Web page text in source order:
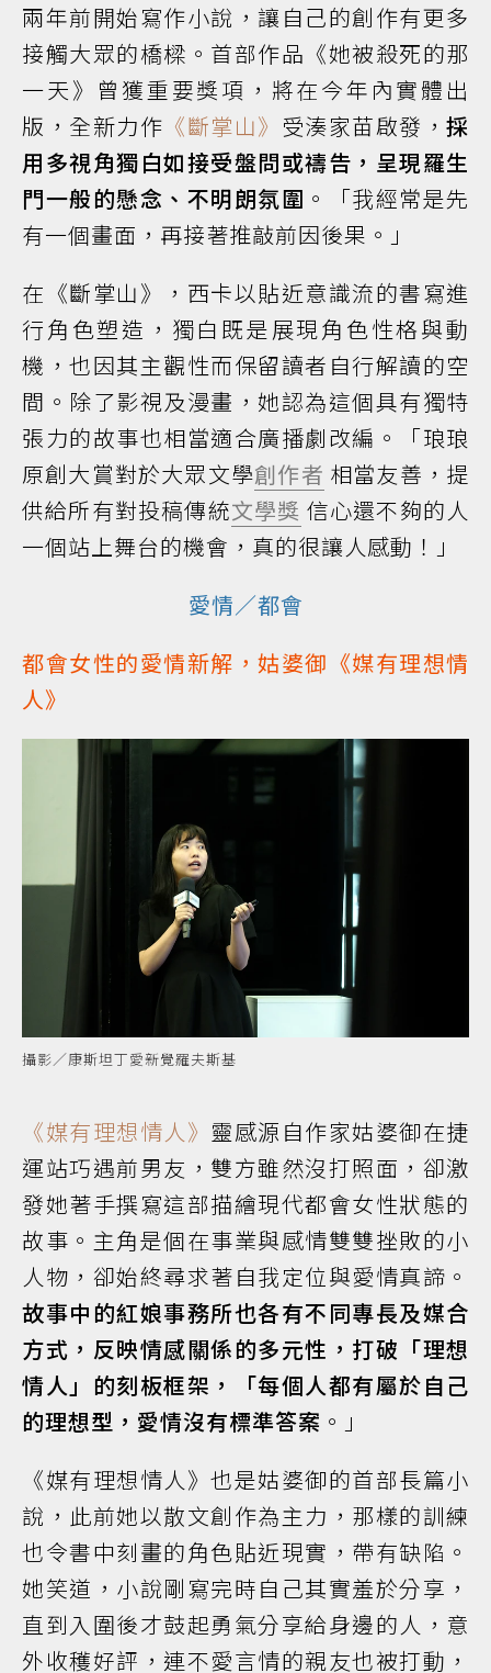
兩年前開始寫作小說，讓自己的創作有更多
接觸大眾的橋樑。首部作品《她被殺死的那
一天》曾獲重要獎項，將在今年內實體出
版，全新力作 《斷掌山》 受湊家苗啟發， 採
用多視角獨白如接受盤問或禱告，呈現羅生
門一般的懸念、不明朗氛圍 。「我經常是先
有一個畫面，再接著推敲前因後果。」
在《斷掌山》，西卡以貼近意識流的書寫進
行角色塑造，獨白既是展現角色性格與動
機，也因其主觀性而保留讀者自行解讀的空
間。除了影視及漫畫，她認為這個具有獨特
張力的故事也相當適合廣播劇改編。「琅琅
原創大賞對於大眾文學創作者 相當友善，提
供給所有對投稿傳統文學獎 信心還不夠的人
一個站上舞台的機會，真的很讓人感動！」
愛情／都會
都會女性的愛情新解，姑婆御《媒有理想情
人》
攝影／康斯坦丁愛新覺羅夫斯基
《媒有理想情人》 靈感源自作家姑婆御在捷
運站巧遇前男友，雙方雖然沒打照面，卻激
發她著手撰寫這部描繪現代都會女性狀態的
故事。主角是個在事業與感情雙雙挫敗的小
人物，卻始終尋求著自我定位與愛情真諦。
故事中的紅娘事務所也各有不同專長及媒合
方式，反映情感關係的多元性，打破「理想
情人」的刻板框架，「每個人都有屬於自己
的理想型，愛情沒有標準答案 。」
《媒有理想情人》也是姑婆御的首部長篇小
說，此前她以散文創作為主力，那樣的訓練
也令書中刻畫的角色貼近現實，帶有缺陷。
她笑道，小說剛寫完時自己其實羞於分享，
直到入圍後才鼓起勇氣分享給身邊的人，意
外收穫好評，連不愛言情的親友也被打動，